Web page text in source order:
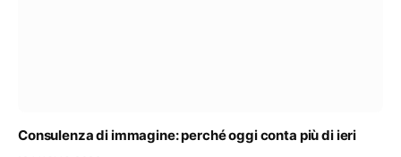
Consulenza di immagine: perché oggi conta più di ieri